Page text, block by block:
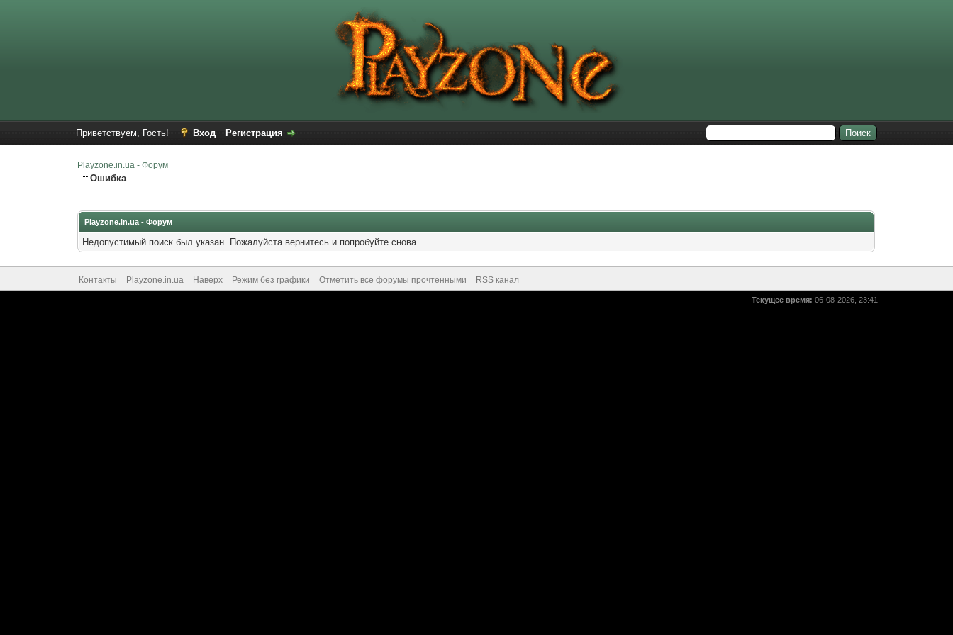
Приветствуем, Гость! Вход Регистрация
Playzone.in.ua - Форум
Ошибка
Playzone.in.ua - Форум
Недопустимый поиск был указан. Пожалуйста вернитесь и попробуйте снова.
Контакты Playzone.in.ua Наверх Режим без графики Отметить все форумы прочтенными RSS канал
Текущее время: 06-08-2026, 23:41